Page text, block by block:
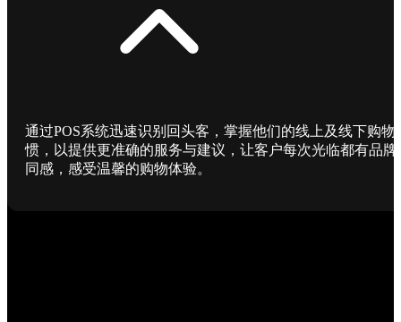
通过POS系统迅速识别回头客，掌握他们的线上及线下购物
惯，以提供更准确的服务与建议，让客户每次光临都有品牌
同感，感受温馨的购物体验。